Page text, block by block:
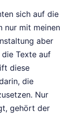
sich auf die
nur mit meinen
aber
Texte auf
diese
die
Nur
gehört der